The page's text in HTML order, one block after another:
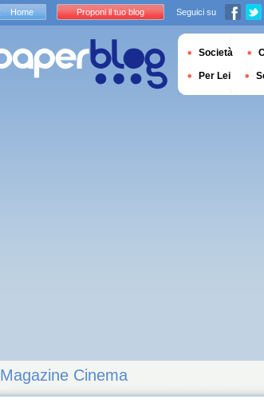
Magazine Cinema
Home Proponi il tuo blog Seguici su
Società
Per Lei